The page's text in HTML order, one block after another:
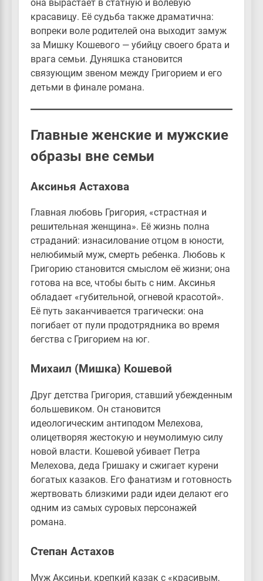
она вырастает в статную и волевую
красавицу. Её судьба также драматична:
вопреки воле родителей она выходит замуж
за Мишку Кошевого — убийцу своего брата и
врага семьи. Дуняшка становится
связующим звеном между Григорием и его
детьми в финале романа.
Главные женские и мужские
образы вне семьи
Аксинья Астахова
Главная любовь Григория, «страстная и
решительная женщина». Её жизнь полна
страданий: изнасилование отцом в юности,
нелюбимый муж, смерть ребенка. Любовь к
Григорию становится смыслом её жизни; она
готова на все, чтобы быть с ним. Аксинья
обладает «губительной, огневой красотой».
Её путь заканчивается трагически: она
погибает от пули продотрядника во время
бегства с Григорием на юг.
Михаил (Мишка) Кошевой
Друг детства Григория, ставший убежденным
большевиком. Он становится
идеологическим антиподом Мелехова,
олицетворяя жестокую и неумолимую силу
новой власти. Кошевой убивает Петра
Мелехова, деда Гришаку и сжигает курени
богатых казаков. Его фанатизм и готовность
жертвовать близкими ради идеи делают его
одним из самых суровых персонажей
романа.
Степан Астахов
Муж Аксиньи, крепкий казак с «красивым,